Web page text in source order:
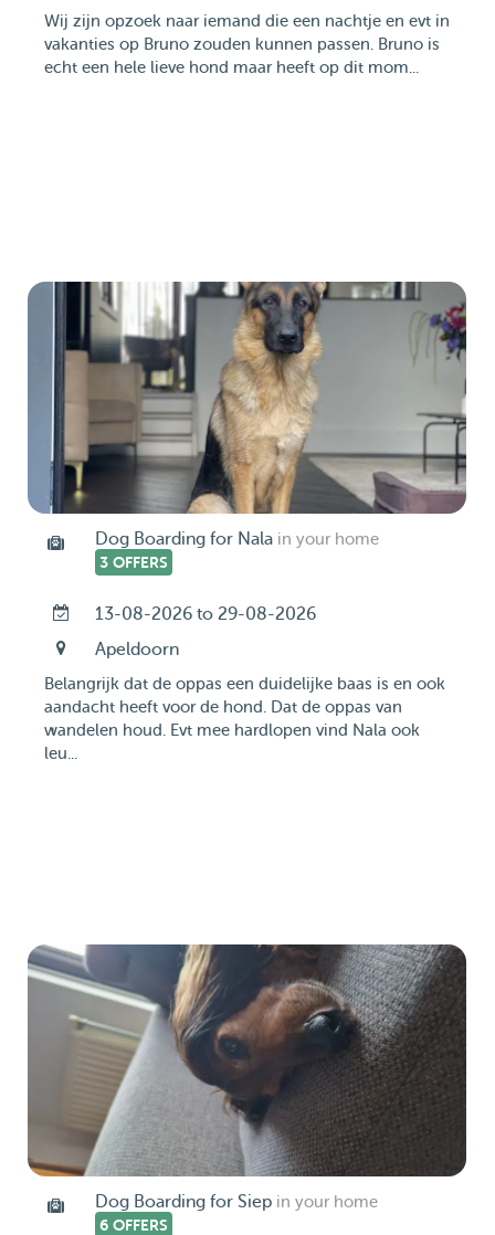
Wij zijn opzoek naar iemand die een nachtje en evt in
vakanties op Bruno zouden kunnen passen. Bruno is
echt een hele lieve hond maar heeft op dit mom...
Dog Boarding for Nala in your home
3 OFFERS
13-08-2026 to 29-08-2026
Apeldoorn
Belangrijk dat de oppas een duidelijke baas is en ook
aandacht heeft voor de hond. Dat de oppas van
wandelen houd. Evt mee hardlopen vind Nala ook
leu...
Dog Boarding for Siep in your home
6 OFFERS